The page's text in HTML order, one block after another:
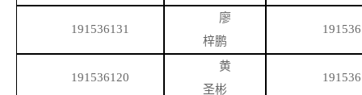
191536131
廖
梓鹏
191536120
黄
圣彬